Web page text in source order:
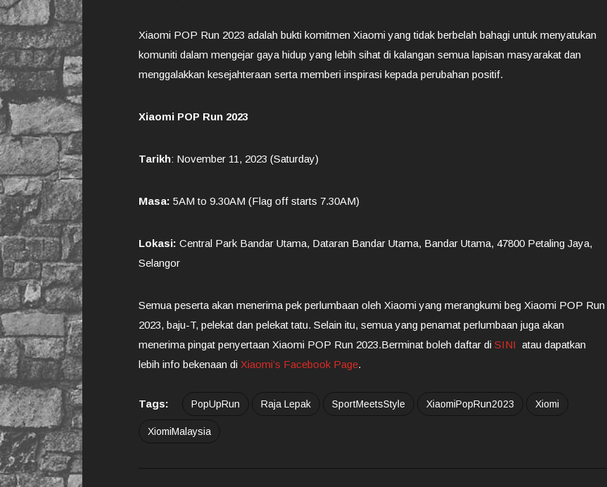
Xiaomi POP Run 2023 adalah bukti komitmen Xiaomi yang tidak berbelah bahagi untuk menyatukan
komuniti dalam mengejar gaya hidup yang lebih sihat di kalangan semua lapisan masyarakat dan
menggalakkan kesejahteraan serta memberi inspirasi kepada perubahan positif.
Xiaomi POP Run 2023
Tarikh: November 11, 2023 (Saturday)
Masa: 5AM to 9.30AM (Flag off starts 7.30AM)
Lokasi: Central Park Bandar Utama, Dataran Bandar Utama, Bandar Utama, 47800 Petaling Jaya,
Selangor
Semua peserta akan menerima pek perlumbaan oleh Xiaomi yang merangkumi beg Xiaomi POP Run
2023, baju-T, pelekat dan pelekat tatu. Selain itu, semua yang penamat perlumbaan juga akan
menerima pingat penyertaan Xiaomi POP Run 2023.Berminat boleh daftar di SINI atau dapatkan
lebih info bekenaan di Xiaomi’s Facebook Page.
Tags: PopUpRun Raja Lepak SportMeetsStyle XiaomiPopRun2023 Xiomi
XiomiMalaysia